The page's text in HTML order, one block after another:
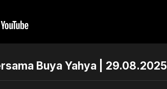
Buya Yahya | 29.08.2025